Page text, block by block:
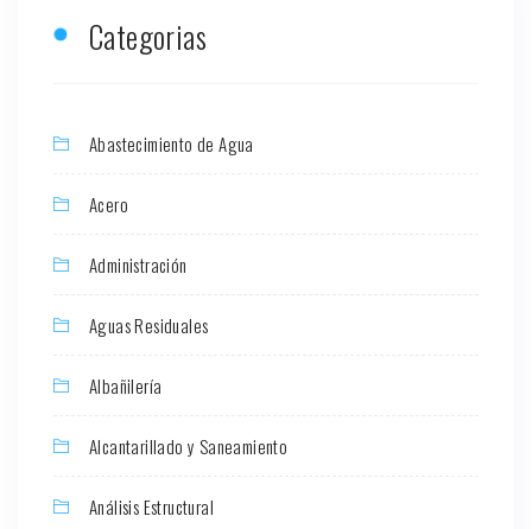
Categorias
Abastecimiento de Agua
Acero
Administración
Aguas Residuales
Albañilería
Alcantarillado y Saneamiento
Análisis Estructural